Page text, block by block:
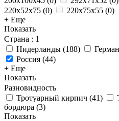
220x52x75 (0) 220x75x55 (0)
+ Еще
Показать
Страна : 1
Нидерланды (188)
Россия (44)
+ Еще
Показать
Разновидность
Тротуарный кирпич (41)
бордюра (3)
Показать